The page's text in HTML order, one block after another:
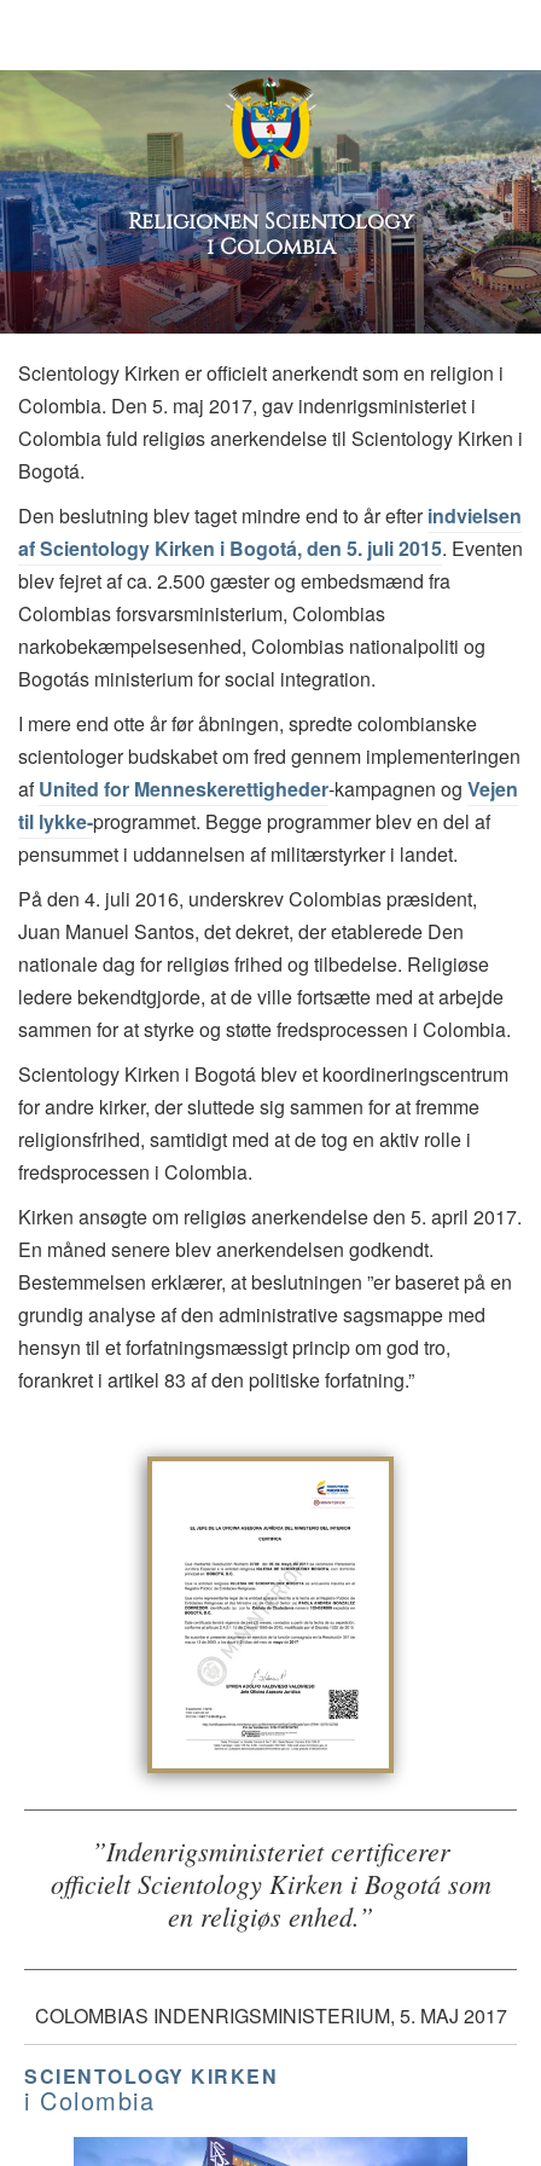
Religionen Scientology
i Colombia
Scientology Kirken er officielt anerkendt som en religion i
Colombia. Den 5. maj 2017, gav indenrigsministeriet i
Colombia fuld religiøs anerkendelse til Scientology Kirken i
Bogotá.
Den beslutning blev taget mindre end to år efterindvielsen
af Scientology Kirken i Bogotá, den 5. juli 2015. Eventen
blev fejret af ca. 2.500 gæster og embedsmænd fra
Colombias forsvarsministerium, Colombias
narkobekæmpelsesenhed, Colombias nationalpoliti og
Bogotás ministerium for social integration.
I mere end otte år før åbningen, spredte colombianske
scientologer budskabet om fred gennem implementeringen
afUnited for Menneskerettigheder-kampagnen og Vejen
til lykke-programmet. Begge programmer blev en del af
pensummet i uddannelsen af militærstyrker i landet.
På den 4. juli 2016, underskrev Colombias præsident,
Juan Manuel Santos, det dekret, der etablerede Den
nationale dag for religiøs frihed og tilbedelse. Religiøse
ledere bekendtgjorde, at de ville fortsætte med at arbejde
sammen for at styrke og støtte fredsprocessen i Colombia.
Scientology Kirken i Bogotá blev et koordineringscentrum
for andre kirker, der sluttede sig sammen for at fremme
religionsfrihed, samtidigt med at de tog en aktiv rolle i
fredsprocessen i Colombia.
Kirken ansøgte om religiøs anerkendelse den 5. april 2017.
En måned senere blev anerkendelsen godkendt.
Bestemmelsen erklærer, at beslutningen ”er baseret på en
grundig analyse af den administrative sagsmappe med
hensyn til et forfatningsmæssigt princip om god tro,
forankret i artikel 83 af den politiske forfatning.”
”Indenrigsministeriet certificerer
officielt Scientology Kirken i Bogotá som
en religiøs enhed.”
COLOMBIAS INDENRIGSMINISTERIUM, 5. MAJ 2017
SCIENTOLOGY KIRKEN
i Colombia